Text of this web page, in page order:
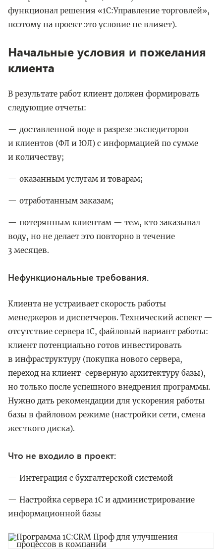
функционал решения «1С:Управление торговлей»,
поэтому на проект это условие не влияет).
Начальные условия и пожелания
клиента
В результате работ клиент должен формировать
следующие отчеты:
доставленной воде в разрезе экспедиторов
и клиентов (ФЛ и ЮЛ) с информацией по сумме
и количеству;
оказанным услугам и товарам;
отработанным заказам;
потерянным клиентам — тем, кто заказывал
воду, но не делает это повторно в течение
3 месяцев.
Нефункциональные требования.
Клиента не устраивает скорость работы
менеджеров и диспетчеров. Технический аспект —
отсутствие сервера 1С, файловый вариант работы:
клиент потенциально готов инвестировать
в инфраструктуру (покупка нового сервера,
переход на клиент-серверную архитектуру базы),
но только после успешного внедрения программы.
Нужно дать рекомендации для ускорения работы
базы в файловом режиме (настройки сети, смена
жесткого диска).
Что не входило в проект:
Интеграция с бухгалтерской системой
Настройка сервера 1С и администрирование
информационной базы